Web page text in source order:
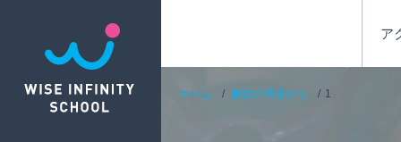
ア
ホーム 翻訳の現場から 1